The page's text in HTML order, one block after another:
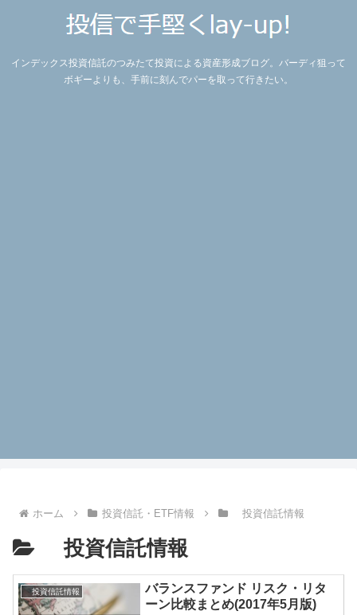
インデックス投資信託のつみたて投資による資産形成ブログ。バーディ狙って
ボギーよりも、手前に刻んでパーを取って行きたい。
ホーム 投資信託・ETF情報 投資信託情報
投資信託情報
投資信託情報
バランスファンド リスク・リタ
ーン比較まとめ(2017年5月版)